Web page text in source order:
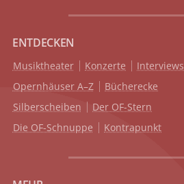
ENTDECKEN
Musiktheater Konzerte
Interviews
Opernhäuser A–Z
Bücherecke
Silberscheiben
Der OF-Stern
Die OF-Schnuppe
Kontrapunkt